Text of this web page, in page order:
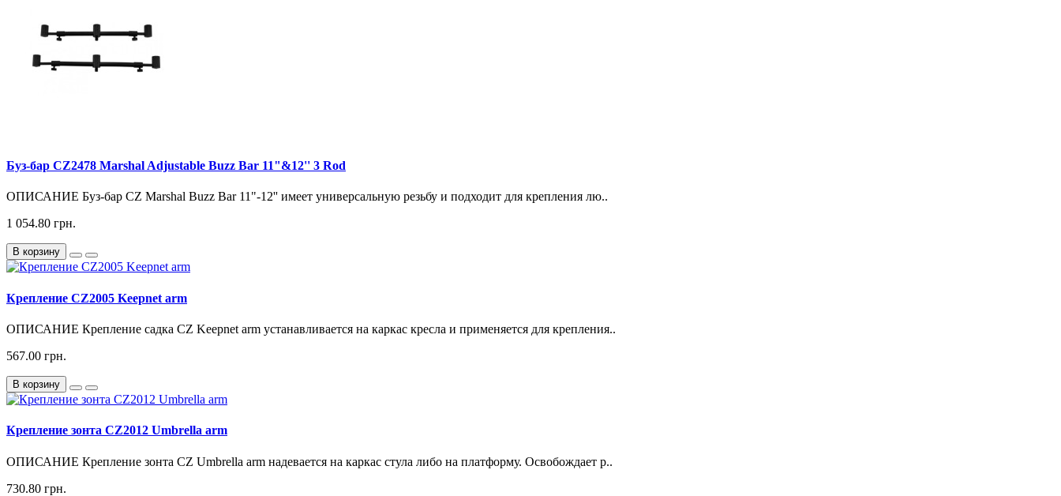
Буз-бар CZ2478 Marshal Adjustable Buzz Bar 11"&12'' 3 Rod
ОПИСАНИЕ Буз-бар CZ Marshal Buzz Bar 11"-12'' имеет универсальную резьбу и подходит для крепления лю..
1 054.80 грн.
В корзину
Крепление CZ2005 Keepnet arm
ОПИСАНИЕ Крепление садка CZ Keepnet arm устанавливается на каркас кресла и применяется для крепления..
567.00 грн.
В корзину
Крепление зонта CZ2012 Umbrella arm
ОПИСАНИЕ Крепление зонта CZ Umbrella arm надевается на каркас стула либо на платформу. Освобождает р..
730.80 грн.